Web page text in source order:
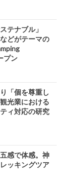
テナブル」
どがテーマの
プン
「個を尊重し
光業における
ィ対応の研究
感で体感。神
ッキングツア